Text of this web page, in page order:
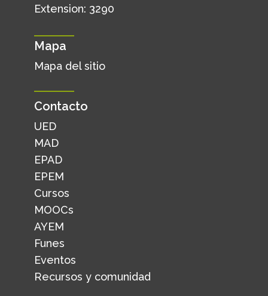
Extension: 3290
Mapa
Mapa del sitio
Contacto
UED
MAD
EPAD
EPEM
Cursos
MOOCs
AYEM
Funes
Eventos
Recursos y comunidad